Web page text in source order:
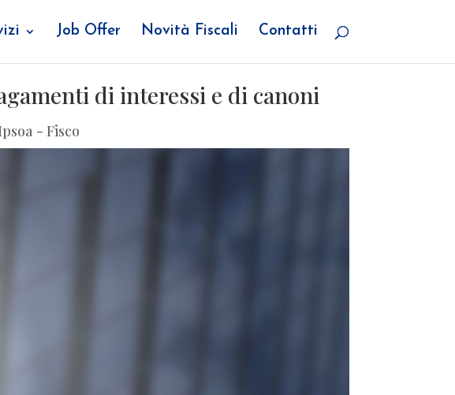
Job Offer Novità Fiscali Contatti
di interessi e di canoni
- Fisco